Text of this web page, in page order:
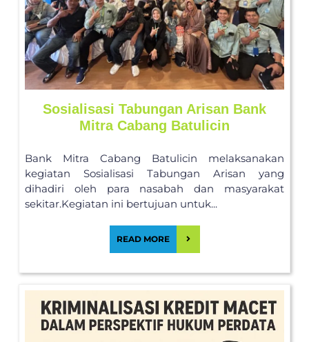
Sosialisasi Tabungan Arisan Bank
Mitra Cabang Batulicin
Bank Mitra Cabang Batulicin melaksanakan
kegiatan Sosialisasi Tabungan Arisan yang
dihadiri oleh para nasabah dan masyarakat
sekitar.Kegiatan ini bertujuan untuk...
READ MORE